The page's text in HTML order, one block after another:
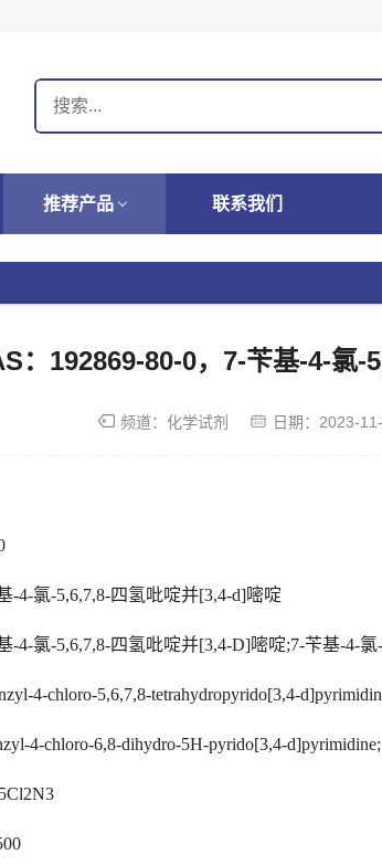
推荐产品 联系我们
：192869-80-0，7-苄基-4-氯
频道： 化学试剂 日期： 2023-
-4-氯-5,6,7,8-四氢吡啶并[3,4-d]嘧啶
-4-氯-5,6,7,8-四氢吡啶并[3,4-D]嘧啶;7-苄基-4-
4-chloro-5,6,7,8-tetrahydropyrido[3,4-
4-chloro-6,8-dihydro-5H-pyrido[3,4-d]pyrimidine;